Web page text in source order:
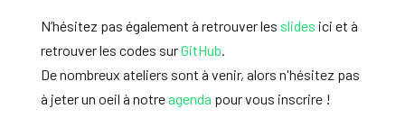
N’hésitez pas également à retrouver les slides ici et à
retrouver les codes surGitHub.
De nombreux ateliers sont à venir, alors n'hésitez pas
à jeter un oeil à notreagenda pour vous inscrire !